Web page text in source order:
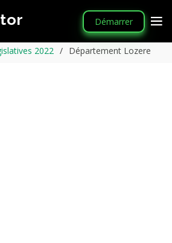
Démarrer
2022 Département Lozere